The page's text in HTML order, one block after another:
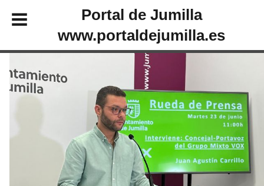
Portal de Jumilla
www.portaldejumilla.es